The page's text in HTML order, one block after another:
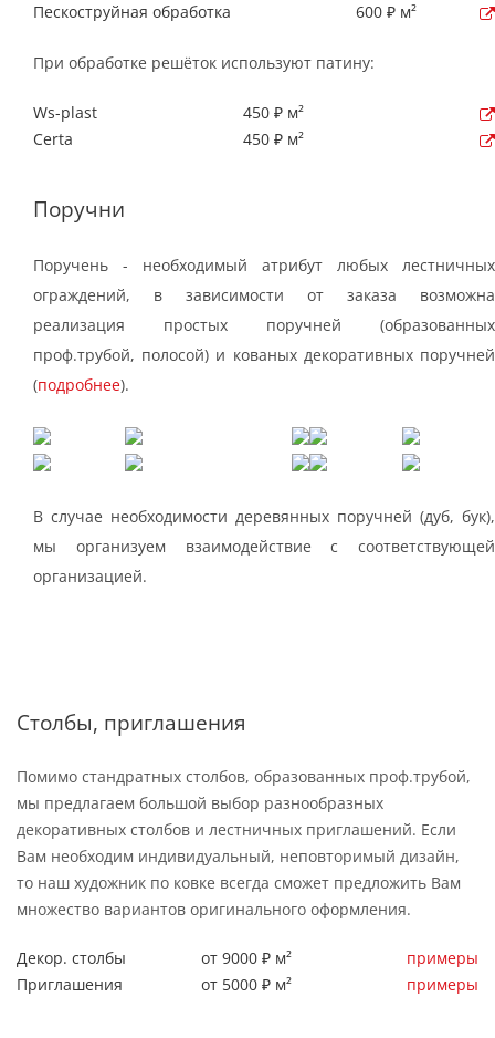
Пескоструйная обработка
600 ₽ м²
При обработке решёток используют патину:
Ws-plast
450 ₽ м²
Certa
450 ₽ м²
Поручни
Поручень - необходимый атрибут любых лестничных
ограждений, в зависимости от заказа возможна
реализация простых поручней (образованных
проф.трубой, полосой) и кованых декоративных поручней
(подробнее).
В случае необходимости деревянных поручней (дуб, бук),
мы организуем взаимодействие с соответствующей
организацией.
Столбы, приглашения
Помимо стандратных столбов, образованных проф.трубой,
мы предлагаем большой выбор разнообразных
декоративных столбов и лестничных приглашений. Если
Вам необходим индивидуальный, неповторимый дизайн,
то наш художник по ковке всегда сможет предложить Вам
множество вариантов оригинального оформления.
Декор. столбы от 9000 ₽ м²
примеры
Приглашения
от 5000 ₽ м² примеры